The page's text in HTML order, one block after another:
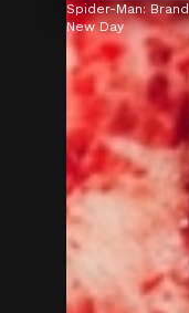
Spider-Man: Brand
New Day